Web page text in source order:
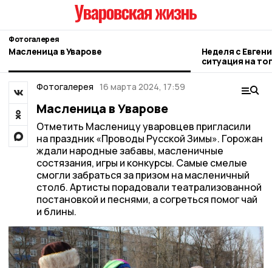
Фотогалерея
Масленица в Уварове
Неделя с
ситуация на
городе и
Фотогалерея 16 марта 2024, 17:59
Масленица в Уварове
Отметить Масленицу уваровцев пригласили
на праздник «Проводы Русской Зимы». Горожан
ждали народные забавы, масленичные
состязания, игры и конкурсы. Самые смелые
смогли забраться за призом на масленичный
столб. Артисты порадовали театрализованной
постановкой и песнями, а согреться помог чай
и блины.